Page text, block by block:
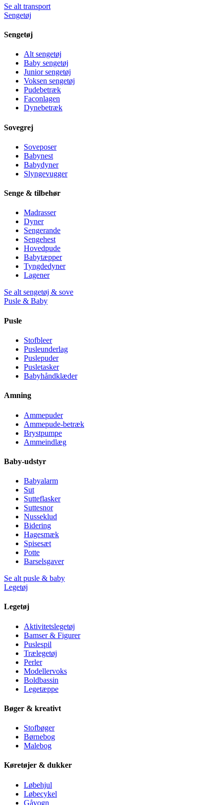
Se alt transport
Sengetøj
Sengetøj
Alt sengetøj
Baby sengetøj
Junior sengetøj
Voksen sengetøj
Pudebetræk
Faconlagen
Dynebetræk
Sovegrej
Soveposer
Babynest
Babydyner
Slyngevugger
Senge & tilbehør
Madrasser
Dyner
Sengerande
Sengehest
Hovedpude
Babytæpper
Tyngdedyner
Lagener
Se alt sengetøj & sove
Pusle & Baby
Pusle
Stofbleer
Pusleunderlag
Puslepuder
Pusletasker
Babyhåndklæder
Amning
Ammepuder
Ammepude-betræk
Brystpumpe
Ammeindlæg
Baby-udstyr
Babyalarm
Sut
Sutteflasker
Suttesnor
Nusseklud
Bidering
Hagesmæk
Spisesæt
Potte
Barselsgaver
Se alt pusle & baby
Legetøj
Legetøj
Aktivitetslegetøj
Bamser & Figurer
Puslespil
Trælegetøj
Perler
Modellervoks
Boldbassin
Legetæppe
Bøger & kreativt
Stofbøger
Børnebog
Malebog
Køretøjer & dukker
Løbehjul
Løbecykel
Gåvogn